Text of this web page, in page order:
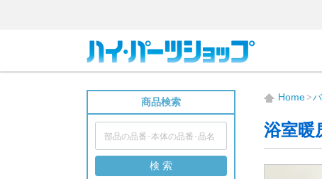
商品検索
検 索
Home
浴室暖